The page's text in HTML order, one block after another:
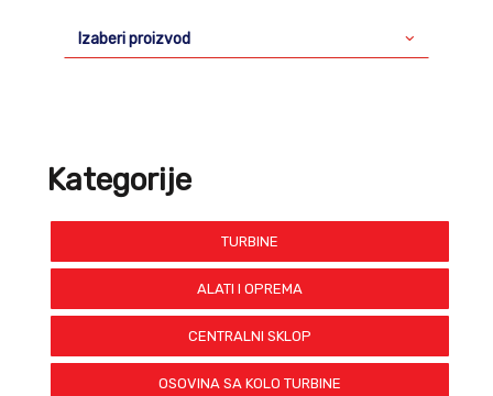
Izaberi proizvod
Kategorije
TURBINE
ALATI I OPREMA
CENTRALNI SKLOP
OSOVINA SA KOLO TURBINE